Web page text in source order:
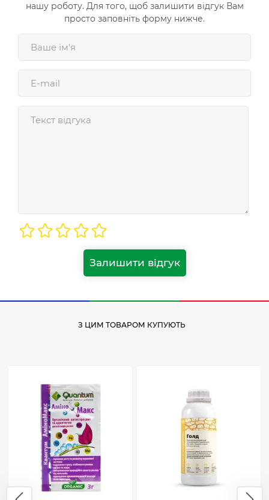
нашу роботу. Для того, щоб залишити відгук Вам
просто заповніть форму нижче.
Залишити відгук
З ЦИМ ТОВАРОМ КУПУЮТЬ